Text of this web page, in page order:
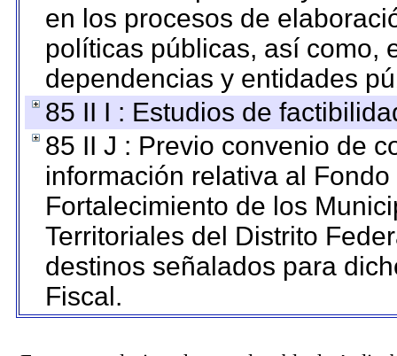
en los procesos de
políticas públicas, así como,
dependencias y entidades
85 II I : Estudios de
85 II J : Previo convenio de
información relativa al
Fortalecimiento de los
Territoriales del Distrito
destinos señalados para
Fiscal.